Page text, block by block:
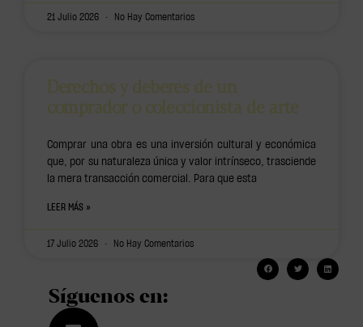
21 Julio 2026 No Hay Comentarios
Derechos y deberes de un
comprador o coleccionista de arte
Comprar una obra es una inversión cultural y económica
que, por su naturaleza única y valor intrínseco, trasciende
la mera transacción comercial. Para que esta
LEER MÁS »
17 Julio 2026 No Hay Comentarios
Síguenos en: